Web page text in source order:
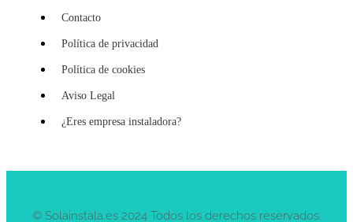
Contacto
Política de privacidad
Política de cookies
Aviso Legal
¿Eres empresa instaladora?
© Solainstala.es 2024 Todos los derechos reservados.